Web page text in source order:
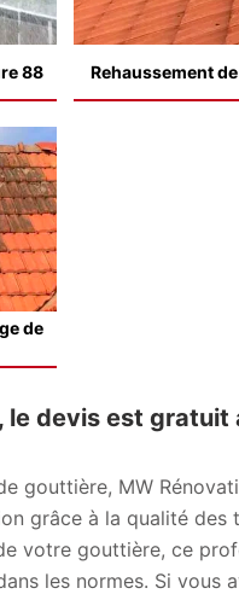
88 Rehaussement
de
le devis est gratuit
gouttière, MW
grâce à la qualité des
votre gouttière, ce
les normes. Si vous